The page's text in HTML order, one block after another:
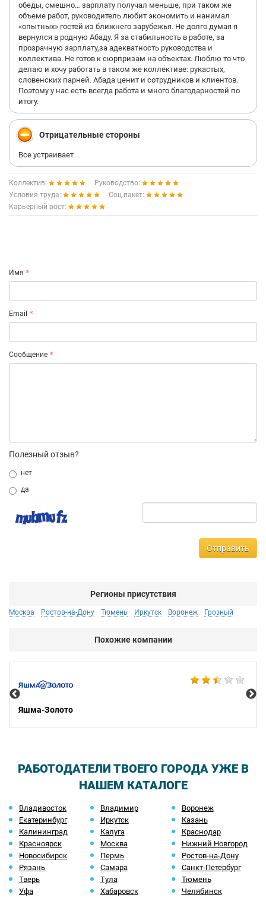
обеды, смешно… зарплату получал меньше, при таком же
объеме работ, руководитель любит экономить и нанимал
«опытных» гостей из ближнего зарубежья. Не долго думая я
вернулся в родную Абаду. Я за стабильность в работе, за
прозрачную зарплату,за адекватность руководства и
коллектива. Не готов к сюрпризам на объектах. Люблю то что
делаю и хочу работать в таком же коллективе: рукастых,
словенских парней. Абада ценит и сотрудников и клиентов.
Поэтому у нас есть всегда работа и много благодарностей по
итогу.
Отрицательные стороны
Все устраивает
Коллектив:
Руководство:
Условия труда:
Соц.пакет:
Карьерный рост:
Имя
Email
Сообщение
Полезный отзыв?
нет
да
Отправить
Регионы присутствия
Москва Ростов-на-Дону Тюмень Иркутск Воронеж Грозный
Похожие компании
Яшма-Золото
РАБОТОДАТЕЛИ ТВОЕГО ГОРОДА УЖЕ В
НАШЕМ КАТАЛОГЕ
Владивосток Владимир
Воронеж
Екатеринбург
Иркутск
Казань
Калининград
Калуга
Краснодар
Красноярск
Москва
Нижний Новгород
Новосибирск
Пермь
Ростов-на-Дону
Рязань
Самара
Санкт-Петербург
Тверь
Тула
Тюмень
Уфа
Хабаровск Челябинск